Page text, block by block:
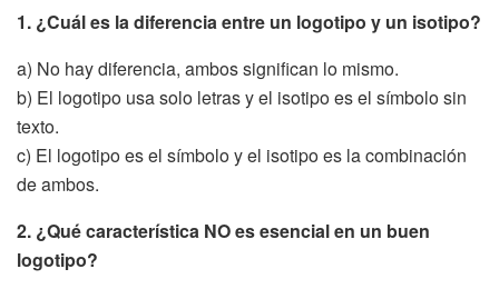
1. ¿Cuál es la diferencia entre un logotipo y un isotipo?
a) No hay diferencia, ambos significan lo mismo.
b) El logotipo usa solo letras y el isotipo es el símbolo sin
texto.
c) El logotipo es el símbolo y el isotipo es la combinación
de ambos.
2. ¿Qué característica NO es esencial en un buen
logotipo?